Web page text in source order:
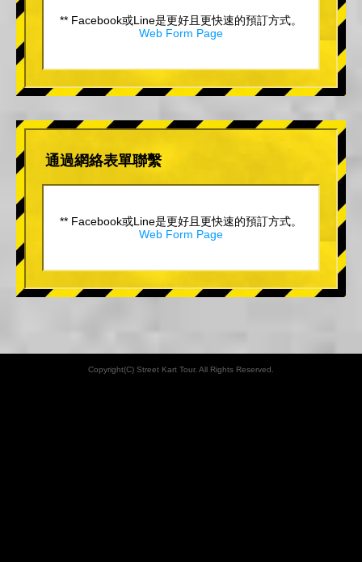
** Facebook或Line是更好且更快速的預訂方式。
Web Form Page
通過網絡表單聯繫
** Facebook或Line是更好且更快速的預訂方式。
Web Form Page
Copyright(C) Street Kart Tour. All Rights Reserved.